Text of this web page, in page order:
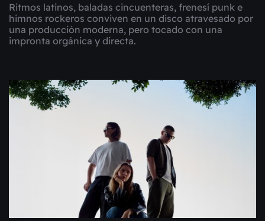
Ritmos latinos, baladas cincuenteras, frenesí punk e
himnos rockeros conviven en un disco atravesado por
una producción moderna, pero tocado con una
impronta orgánica y directa.